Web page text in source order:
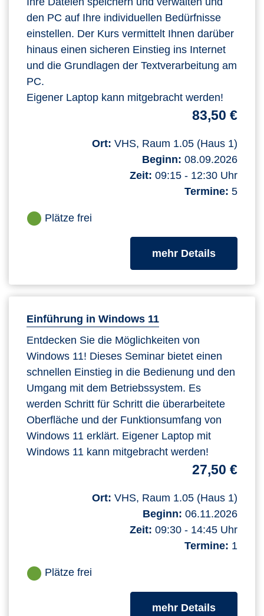
den PC auf Ihre individuellen Bedürfnisse
einstellen. Der Kurs vermittelt Ihnen darüber
hinaus einen sicheren Einstieg ins Internet
und die Grundlagen der Textverarbeitung am
PC.
Eigener Laptop kann mitgebracht werden!
83,50 €
Ort: VHS, Raum 1.05 (Haus 1)
Beginn: 08.09.2026
Zeit: 09:15 - 12:30 Uhr
Termine: 5
Plätze frei
mehr Detailszum
Einführung in Windows 11
Entdecken Sie die Möglichkeiten von
Windows 11! Dieses Seminar bietet einen
schnellen Einstieg in die Bedienung und den
Umgang mit dem Betriebssystem. Es
werden Schritt für Schritt die überarbeitete
Oberfläche und der Funktionsumfang von
Windows 11 erklärt. Eigener Laptop mit
Windows 11 kann mitgebracht werden!
27,50 €
Ort: VHS, Raum 1.05 (Haus 1)
Beginn: 06.11.2026
Zeit: 09:30 - 14:45 Uhr
Termine: 1
Plätze frei
mehr Detailszum